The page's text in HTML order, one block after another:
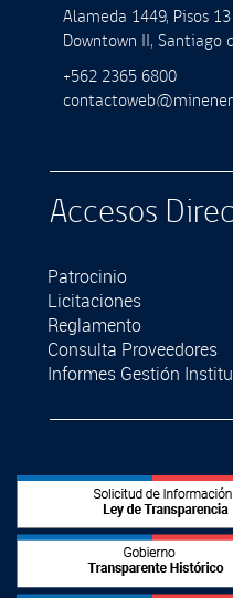
Alameda 1449, Pisos
Downtown II, Santiago
+562 2365 6800
Accesos
Patrocinio
Licitaciones
Reglamento
Consulta Proveedores
Informes Gestión